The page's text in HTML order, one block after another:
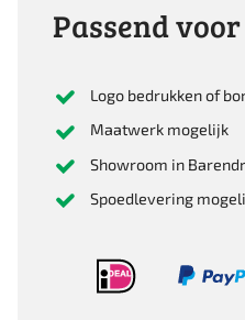
Passend
Logo bedrukken of
Maatwerk mogelijk
Showroom in
Spoedlevering